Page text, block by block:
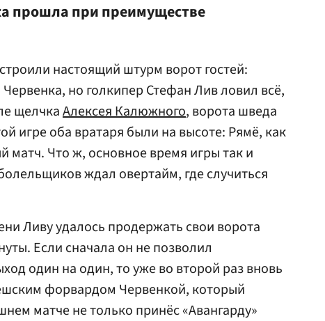
прошла при преимуществе
настоящий штурм ворот гостей:
но голкипер Стефан Лив ловил всё,
щелчкаАлексея Калюжного, ворота шведа
игре оба вратаря были на высоте: Рямё, как
матч. Что ж, основное время игры так и
ждал овертайм, где случиться
Ливу удалось продержать свои ворота
Если сначала он не позволил
один на один, то уже во второй раз вновь
форвардом Червенкой, который
матче не только принёс «Авангарду»